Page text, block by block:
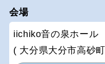
会場
iichiko音の泉ホール
( 大分県大分市高砂